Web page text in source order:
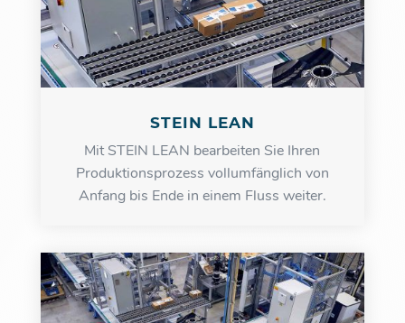
STEIN LEAN
Mit STEIN LEAN bearbeiten Sie Ihren
Produktions­prozess vollumfänglich von
Anfang bis Ende in einem Fluss weiter.